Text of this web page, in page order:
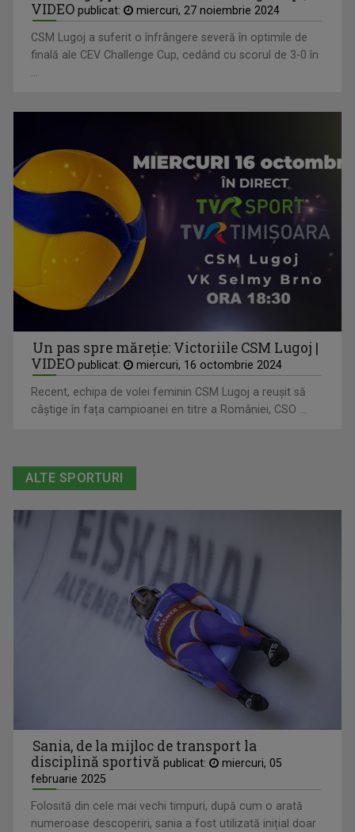
VIDEO publicat: miercuri, 27 noiembrie 2024
CSM Lugoj a suferit o înfrângere severă în optimile de
finală ale CEV Challenge Cup, cedând cu scorul de 3-0 în
Un pas spre măreție: Victoriile CSM Lugoj |
VIDEO publicat: miercuri, 16 octombrie 2024
Recent, echipa de volei feminin CSM Lugoj a reușit să
câștige în fața campioanei en titre a României, CSO ...
ALTE SPORTURI
Sania, de la mijloc de transport la
disciplină sportivă publicat:
miercuri, 05
februarie 2025
Folosită din cele mai vechi timpuri, după cum o arată
numeroase descoperiri, sania a fost utilizată inițial doar